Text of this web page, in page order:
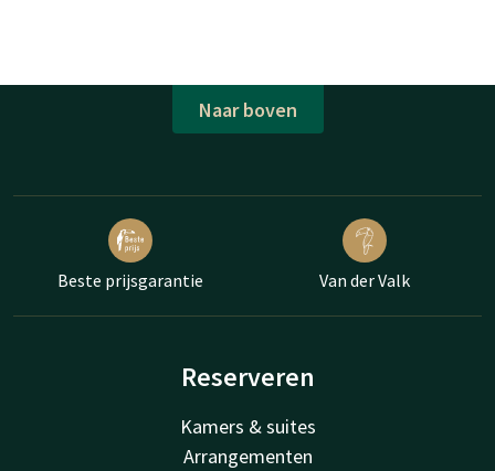
Naar boven
Beste prijsgarantie Van der Valk
Reserveren
Kamers & suites
Arrangementen